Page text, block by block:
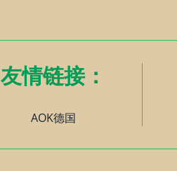
友情链接：
AOK德国